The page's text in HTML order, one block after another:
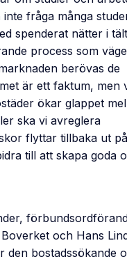
fråga många
spenderat nätter i tält
process som
berövas de
är ett faktum, men
ökar glappet
ska vi avreglera
flyttar tillbaka ut på
till att skapa goda
och Hans
den bostadssökande